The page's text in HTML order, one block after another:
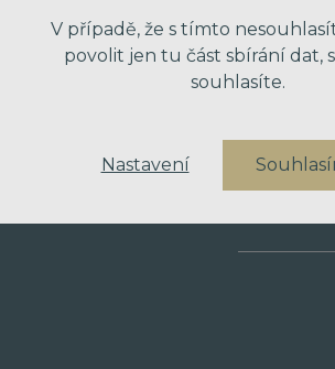
VAŠE
V případě, že s tímto
povolit jen tu část sbírání dat,
souhlasíte.
Nastavení